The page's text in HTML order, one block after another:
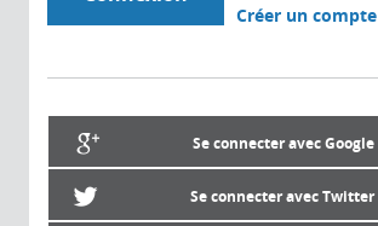
Créer un compte
Se connecter avec Google
Se connecter avec Twitter